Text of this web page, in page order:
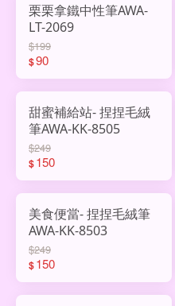
栗栗拿鐵中性筆AWA-
LT-2069
$199
$90
甜蜜補給站- 捏捏毛絨
筆AWA-KK-8505
$249
$150
美食便當- 捏捏毛絨筆
AWA-KK-8503
$249
$150